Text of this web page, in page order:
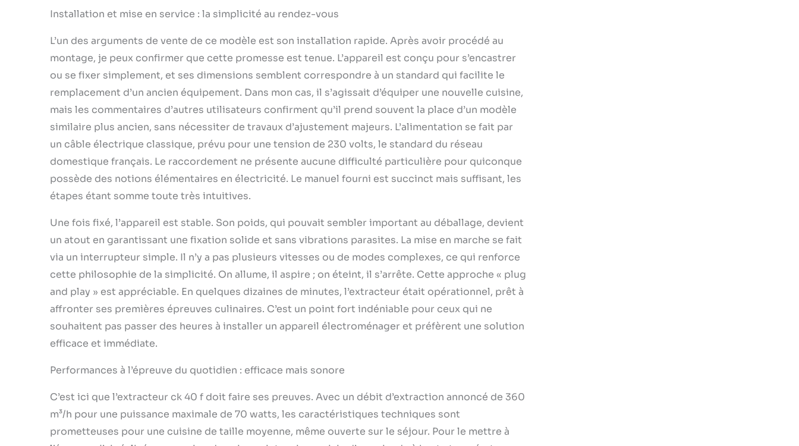
Installation et mise en service : la simplicité au rendez-vous
L’un des arguments de vente de ce modèle est son installation rapide. Après avoir procédé au
montage, je peux confirmer que cette promesse est tenue. L’appareil est conçu pour s’encastrer
ou se fixer simplement, et ses dimensions semblent correspondre à un standard qui facilite le
remplacement d’un ancien équipement. Dans mon cas, il s’agissait d’équiper une nouvelle cuisine,
mais les commentaires d’autres utilisateurs confirment qu’il prend souvent la place d’un modèle
similaire plus ancien, sans nécessiter de travaux d’ajustement majeurs. L’alimentation se fait par
un câble électrique classique, prévu pour une tension de 230 volts, le standard du réseau
domestique français. Le raccordement ne présente aucune difficulté particulière pour quiconque
possède des notions élémentaires en électricité. Le manuel fourni est succinct mais suffisant, les
étapes étant somme toute très intuitives.
Une fois fixé, l’appareil est stable. Son poids, qui pouvait sembler important au déballage, devient
un atout en garantissant une fixation solide et sans vibrations parasites. La mise en marche se fait
via un interrupteur simple. Il n’y a pas plusieurs vitesses ou de modes complexes, ce qui renforce
cette philosophie de la simplicité. On allume, il aspire ; on éteint, il s’arrête. Cette approche « plug
and play » est appréciable. En quelques dizaines de minutes, l’extracteur était opérationnel, prêt à
affronter ses premières épreuves culinaires. C’est un point fort indéniable pour ceux qui ne
souhaitent pas passer des heures à installer un appareil électroménager et préfèrent une solution
efficace et immédiate.
Performances à l’épreuve du quotidien : efficace mais sonore
C’est ici que l’extracteur ck 40 f doit faire ses preuves. Avec un débit d’extraction annoncé de 360
m³/h pour une puissance maximale de 70 watts, les caractéristiques techniques sont
prometteuses pour une cuisine de taille moyenne, même ouverte sur le séjour. Pour le mettre à